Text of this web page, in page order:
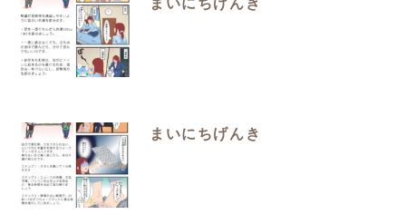
まいにちげんき
まいにちげんき